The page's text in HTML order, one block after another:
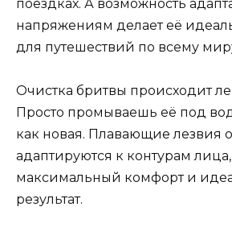
поездках. А возможность
напряжениям делает её
для путешествий по всему
Очистка бритвы происходит
Просто промываешь её под
как новая. Плавающие лезвия
адаптируются к контурам
максимальный комфорт и
результат.